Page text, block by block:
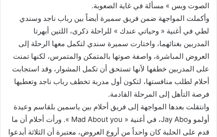
الصوت وبس » مسألة في غاية الصعوبة.
وأكملت المواجهة ضمن فريق سميرة أيضاً بين رباب ناجد وسندي
لطي في أغنية « وحياتي عندك » للراحلة ذكرى، اللتين أبهرتا
المدربين بغنائهما، واختارت سميرة سندي لتكمل معها الرحلة إلى
العروض المباشرة، واصفة صوتها بالمتمكن والمتمرس، لكنها تمنت
على المدربين خطفها لأنها تستحق أن تكمل المشوار، وقد استجابت
أحلام لطلب منافستها، لتكون أول مدربة تخطف رباب ناجد وتعطيها
فرصة التأهل إلى المرحلة القادمة.
وانتقلت بعدها المواجهة إلى فريق أحلام بين ياسمين بلقاسم وعيدة
أولمو وJay Abo، في أغنية « Mad About you ». ورأت أحلام أن ما
قدم على الحلبة كان واحداً من أروع العروض، معتبرة أن الثلاثة أبدعوا